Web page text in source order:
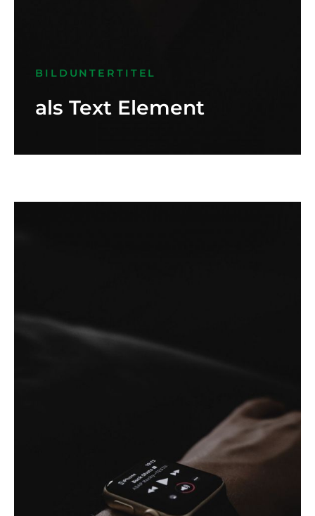
BILDUNTERTITEL
als Text Element